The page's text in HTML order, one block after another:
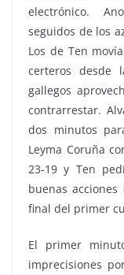
electrónico.
seguidos de los
Los de Ten
certeros desde
gallegos
contrarrestar.
dos minutos
Leyma Coruña
23-19 y Ten
buenas
final del primer
El primer
imprecisiones